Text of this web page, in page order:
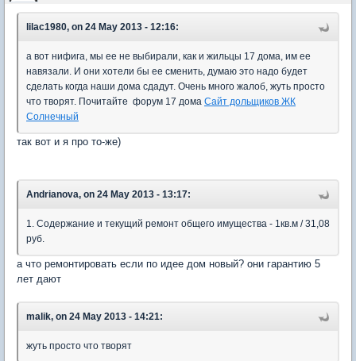
lilac1980, on 24 May 2013 - 12:16:
а вот нифига, мы ее не выбирали, как и жильцы 17 дома, им ее
навязали. И они хотели бы ее сменить, думаю это надо будет
сделать когда наши дома сдадут. Очень много жалоб, жуть просто
что творят. Почитайте форум 17 дома Сайт дольщиков ЖК
Cолнечный
так вот и я про то-же)
Andrianova, on 24 May 2013 - 13:17:
1. Содержание и текущий ремонт общего имущества - 1кв.м / 31,08
руб.
а что ремонтировать если по идее дом новый? они гарантию 5
лет дают
malik, on 24 May 2013 - 14:21:
жуть просто что творят